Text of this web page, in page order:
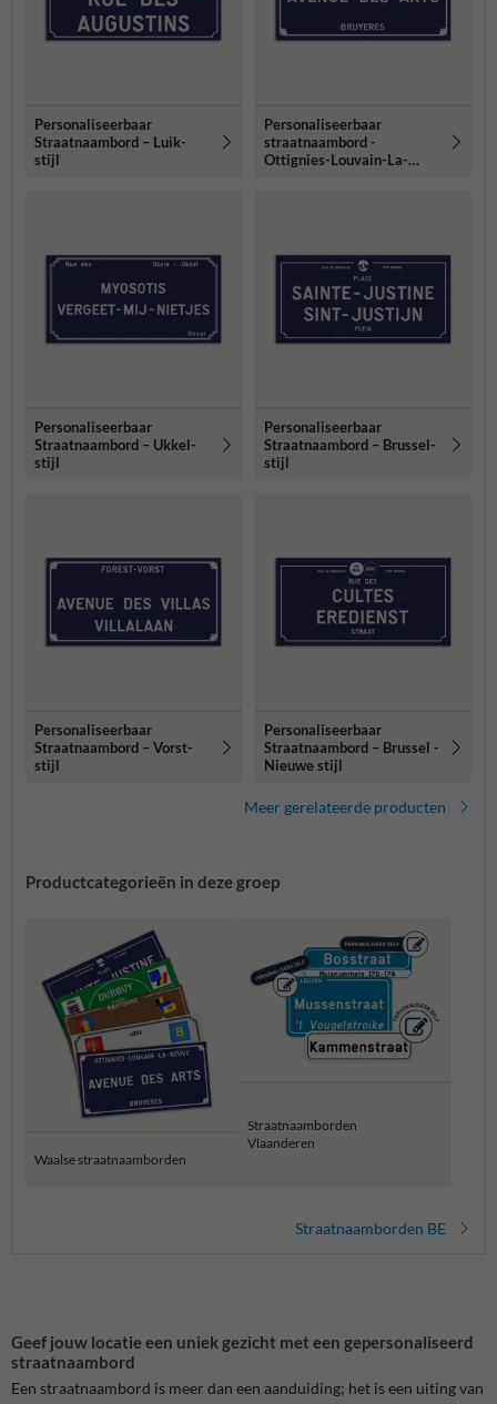
Personaliseerbaar
Straatnaambord – Luik-
stijl
Personaliseerbaar
straatnaambord -
Ottignies-Louvain-La-
Personaliseerbaar
Straatnaambord – Ukkel-
stijl
Personaliseerbaar
Straatnaambord – Brussel-
stijl
Personaliseerbaar
Straatnaambord – Vorst-
stijl
Personaliseerbaar
Straatnaambord – Brussel -
Nieuwe stijl
Meer gerelateerde producten
Productcategorieën in deze groep
Waalse straatnaamborden
Straatnaamborden
Vlaanderen
Straatnaamborden BE
Geef jouw locatie een uniek gezicht met een gepersonaliseerd
straatnaambord
Een straatnaambord is meer dan een aanduiding; het is een uiting van